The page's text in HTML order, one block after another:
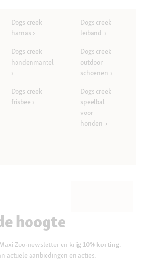
Dogs creek
harnas
Dogs creek
leiband
Dogs creek
hondenmantel
Dogs creek
outdoor
schoenen
Dogs creek
frisbee
Dogs creek
speelbal
voor
honden
hoogte
Zoo-newsletter en krijg 10% korting.
actuele aanbiedingen en acties.